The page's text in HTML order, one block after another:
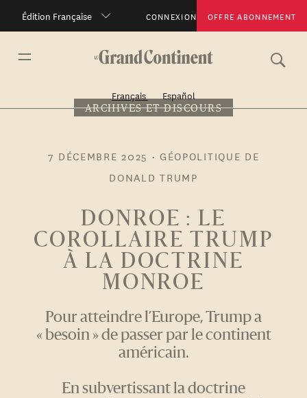
Édition Française CONNEXION OFFRE ABONNEMENT
Français Español
ARCHIVES ET DISCOURS
7 DÉCEMBRE 2025 •GÉOPOLITIQUE DE
DONALD TRUMP
DONROE : LE
COROLLAIRE TRUMP
À LA DOCTRINE
MONROE
Pour atteindre l’Europe, Trump a
« besoin » de passer par le continent
américain.
En subvertissant la doctrine